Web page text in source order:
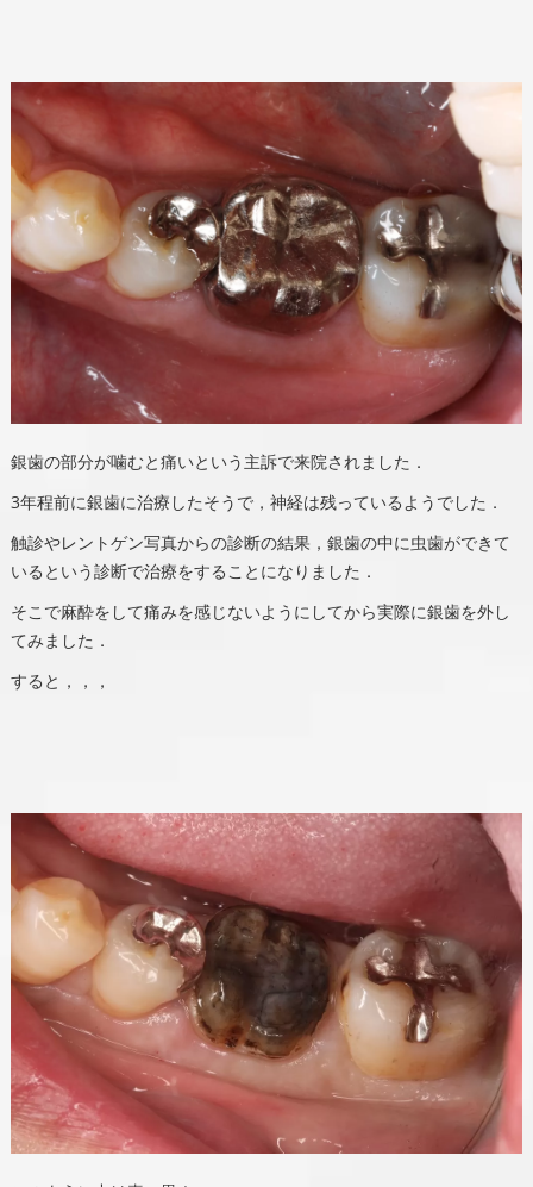
銀歯の部分が噛むと痛いという主訴で来院されました．
3年程前に銀歯に治療したそうで，神経は残っているようでした．
触診やレントゲン写真からの診断の結果，銀歯の中に虫歯ができて
いるという診断で治療をすることになりました．
そこで麻酔をして痛みを感じないようにしてから実際に銀歯を外し
てみました．
すると，，，